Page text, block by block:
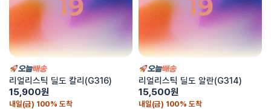
내일(금) 100% 도착
리얼리스틱 딜도 칼리(G316)
15,900원
내일(금) 100% 도착
리얼리스틱 딜도 알란(G314)
15,500원